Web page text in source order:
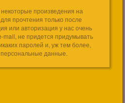
произведения на
прочтения только после
или авторизация у нас очень
mail, не придется придумывать
паролей и, уж тем более,
персональные данные.